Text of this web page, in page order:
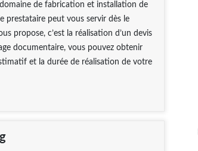
de fabrication et installation de
prestataire peut vous servir dès le
propose, c’est la réalisation d’un devis
documentaire, vous pouvez obtenir
et la durée de réalisation de votre